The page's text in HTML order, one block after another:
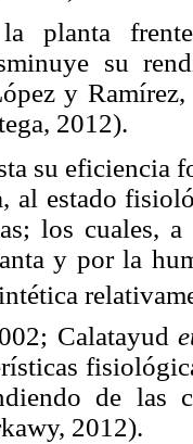
la planta
su
y
2012).
su eficiencia
al estado
los cuales,
y por la
Calatayud
de las
2012).